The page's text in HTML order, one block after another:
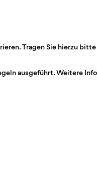
Tragen Sie hierzu
ausgeführt. Weitere